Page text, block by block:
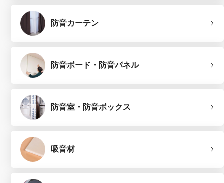
防音カーテン
防音ボード・防音パネル
防音室・防音ボックス
吸音材